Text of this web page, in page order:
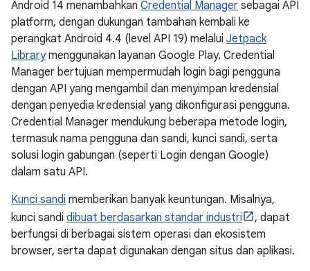
Android 14 menambahkan Credential Manager sebagai API
platform, dengan dukungan tambahan kembali ke
perangkat Android 4.4 (level API 19) melalui Jetpack
Librarymenggunakan layanan Google Play. Credential
Manager bertujuan mempermudah login bagi pengguna
dengan API yang mengambil dan menyimpan kredensial
dengan penyedia kredensial yang dikonfigurasi pengguna.
Credential Manager mendukung beberapa metode login,
termasuk nama pengguna dan sandi, kunci sandi, serta
solusi login gabungan (seperti Login dengan Google)
dalam satu API.
Kunci sandi memberikan banyak keuntungan. Misalnya,
kunci sandi dibuat berdasarkan standar industri
, dapat
berfungsi di berbagai sistem operasi dan ekosistem
browser, serta dapat digunakan dengan situs dan aplikasi.